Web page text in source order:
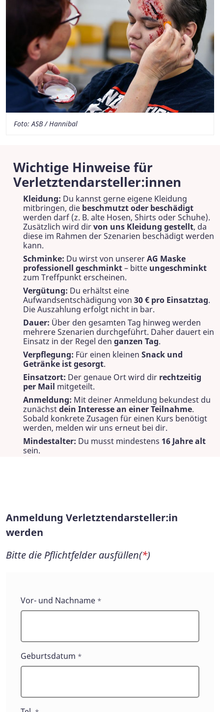
Foto: ASB / Hannibal
Wichtige Hinweise für
Verletztendarsteller:innen
Kleidung: Du kannst gerne eigene Kleidung
mitbringen, die beschmutzt oder beschädigt
werden darf (z. B. alte Hosen, Shirts oder Schuhe).
Zusätzlich wird dirvon uns Kleidung gestellt, da
diese im Rahmen der Szenarien beschädigt werden
kann.
Schminke: Du wirst von unsererAG Maske
professionell geschminkt– bitte ungeschminkt
zum Treffpunkt erscheinen.
Vergütung: Du erhältst eine
Aufwandsentschädigung von 30 € pro Einsatztag.
Die Auszahlung erfolgt nicht in bar.
Dauer: Über den gesamten Tag hinweg werden
mehrere Szenarien durchgeführt. Daher dauert ein
Einsatz in der Regel den ganzen Tag.
Verpflegung: Für einen kleinen Snack und
Getränke ist gesorgt.
Einsatzort: Der genaue Ort wird dir rechtzeitig
per Mail mitgeteilt.
Anmeldung: Mit deiner Anmeldung bekundest du
zunächstdein Interesse an einer Teilnahme.
Sobald konkrete Zusagen für einen Kurs benötigt
werden, melden wir uns erneut bei dir.
Mindestalter: Du musst mindestens 16 Jahre alt
sein.
Anmeldung Verletztendarsteller:in
werden
Bitte die Pflichtfelder ausfüllen(*)
Anmeldung
Verletztendarsteller:in
Vor- und Nachname *
Geburtsdatum *